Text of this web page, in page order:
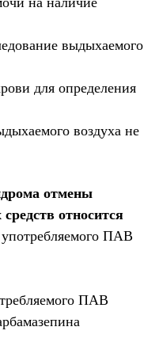
выдыхаемого
для определения
воздуха не
отмены
относится
ПАВ
ПАВ